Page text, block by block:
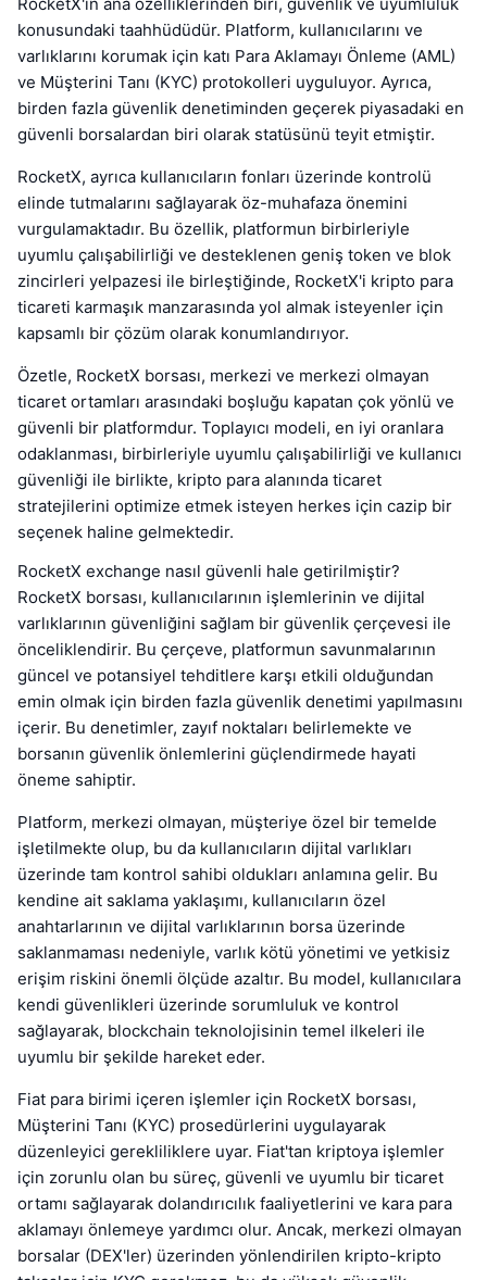
konusundaki taahhüdüdür. Platform, kullanıcılarını ve
varlıklarını korumak için katı Para Aklamayı Önleme (AML)
ve Müşterini Tanı (KYC) protokolleri uyguluyor. Ayrıca,
birden fazla güvenlik denetiminden geçerek piyasadaki en
güvenli borsalardan biri olarak statüsünü teyit etmiştir.
RocketX, ayrıca kullanıcıların fonları üzerinde kontrolü
elinde tutmalarını sağlayarak öz-muhafaza önemini
vurgulamaktadır. Bu özellik, platformun birbirleriyle
uyumlu çalışabilirliği ve desteklenen geniş token ve blok
zincirleri yelpazesi ile birleştiğinde, RocketX'i kripto para
ticareti karmaşık manzarasında yol almak isteyenler için
kapsamlı bir çözüm olarak konumlandırıyor.
Özetle, RocketX borsası, merkezi ve merkezi olmayan
ticaret ortamları arasındaki boşluğu kapatan çok yönlü ve
güvenli bir platformdur. Toplayıcı modeli, en iyi oranlara
odaklanması, birbirleriyle uyumlu çalışabilirliği ve kullanıcı
güvenliği ile birlikte, kripto para alanında ticaret
stratejilerini optimize etmek isteyen herkes için cazip bir
seçenek haline gelmektedir.
RocketX exchange nasıl güvenli hale getirilmiştir?
RocketX borsası, kullanıcılarının işlemlerinin ve dijital
varlıklarının güvenliğini sağlam bir güvenlik çerçevesi ile
önceliklendirir. Bu çerçeve, platformun savunmalarının
güncel ve potansiyel tehditlere karşı etkili olduğundan
emin olmak için birden fazla güvenlik denetimi yapılmasını
içerir. Bu denetimler, zayıf noktaları belirlemekte ve
borsanın güvenlik önlemlerini güçlendirmede hayati
öneme sahiptir.
Platform, merkezi olmayan, müşteriye özel bir temelde
işletilmekte olup, bu da kullanıcıların dijital varlıkları
üzerinde tam kontrol sahibi oldukları anlamına gelir. Bu
kendine ait saklama yaklaşımı, kullanıcıların özel
anahtarlarının ve dijital varlıklarının borsa üzerinde
saklanmaması nedeniyle, varlık kötü yönetimi ve yetkisiz
erişim riskini önemli ölçüde azaltır. Bu model, kullanıcılara
kendi güvenlikleri üzerinde sorumluluk ve kontrol
sağlayarak, blockchain teknolojisinin temel ilkeleri ile
uyumlu bir şekilde hareket eder.
Fiat para birimi içeren işlemler için RocketX borsası,
Müşterini Tanı (KYC) prosedürlerini uygulayarak
düzenleyici gerekliliklere uyar. Fiat'tan kriptoya işlemler
için zorunlu olan bu süreç, güvenli ve uyumlu bir ticaret
ortamı sağlayarak dolandırıcılık faaliyetlerini ve kara para
aklamayı önlemeye yardımcı olur. Ancak, merkezi olmayan
borsalar (DEX'ler) üzerinden yönlendirilen kripto-kripto